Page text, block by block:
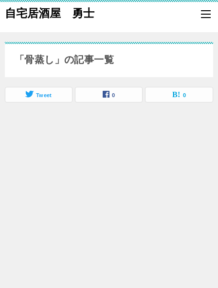
自宅居酒屋 勇士
自宅で居酒屋の「酒の肴」になる料理を楽しく作り、家族や親族に友
「骨蒸し」の記事一覧
Tweet 0 0